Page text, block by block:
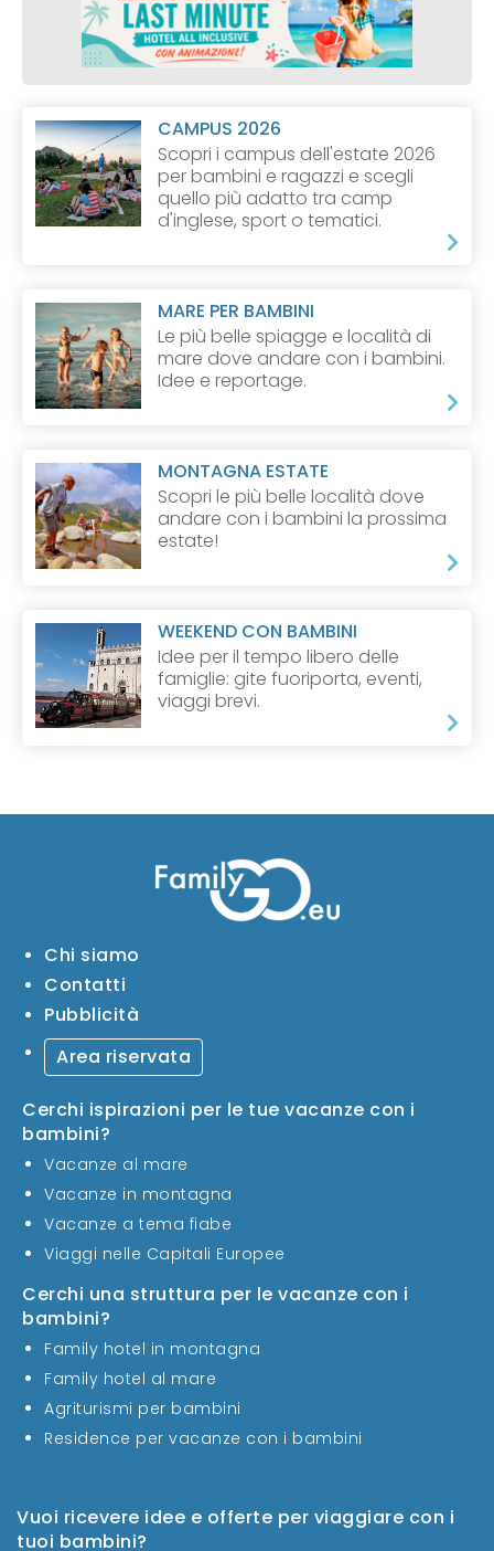
CAMPUS 2026
Scopri i campus dell'estate 2026
per bambini e ragazzi e scegli
quello più adatto tra camp
d'inglese, sport o tematici.
MARE PER BAMBINI
Le più belle spiagge e località di
mare dove andare con i bambini.
Idee e reportage.
MONTAGNA ESTATE
Scopri le più belle località dove
andare con i bambini la prossima
estate!
WEEKEND CON BAMBINI
Idee per il tempo libero delle
famiglie: gite fuoriporta, eventi,
viaggi brevi.
Vuoi ricevere idee e offerte per viaggiare con i
tuoi bambini?
Chi siamo
Contatti
Pubblicità
Area riservata
Cerchi ispirazioni per le tue vacanze con i
bambini?
Vacanze al mare
Vacanze in montagna
Vacanze a tema fiabe
Viaggi nelle Capitali Europee
Cerchi una struttura per le vacanze con i
bambini?
Family hotel in montagna
Family hotel al mare
Agriturismi per bambini
Residence per vacanze con i bambini